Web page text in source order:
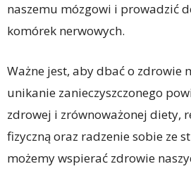
naszemu mózgowi i prowadzić
komórek nerwowych.
Ważne jest, aby dbać o zdrowie
unikanie zanieczyszczonego
zdrowej i zrównoważonej diety,
fizyczną oraz radzenie sobie ze
możemy wspierać zdrowie